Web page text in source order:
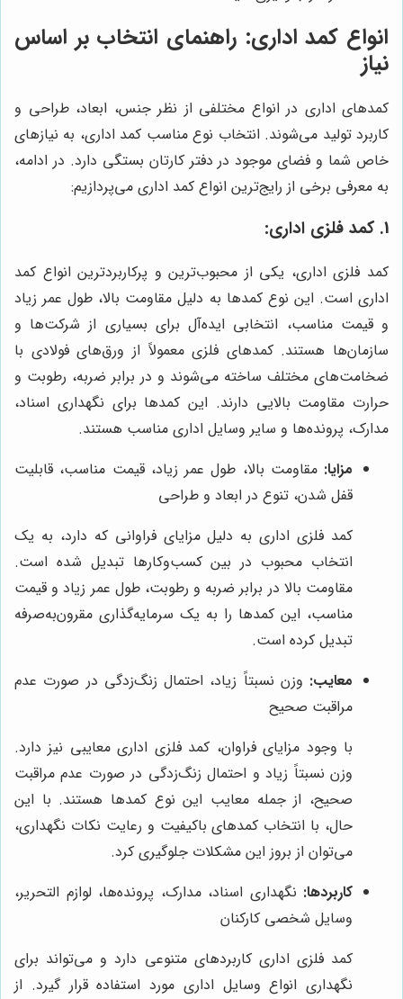
انواع کمد اداری: راهنمای انتخاب بر اساس
نیاز
کمدهای اداری در انواع مختلفی از نظر جنس، ابعاد، طراحی و
کاربرد تولید می‌شوند. انتخاب نوع مناسب کمد اداری، به نیازهای
خاص شما و فضای موجود در دفتر کارتان بستگی دارد. در ادامه،
به معرفی برخی از رایج‌ترین انواع کمد اداری می‌پردازیم:
1. کمد فلزی اداری:
کمد فلزی اداری، یکی از محبوب‌ترین و پرکاربردترین انواع کمد
اداری است. این نوع کمدها به دلیل مقاومت بالا، طول عمر زیاد
و قیمت مناسب، انتخابی ایده‌آل برای بسیاری از شرکت‌ها و
سازمان‌ها هستند. کمدهای فلزی معمولاً از ورق‌های فولادی با
ضخامت‌های مختلف ساخته می‌شوند و در برابر ضربه، رطوبت و
حرارت مقاومت بالایی دارند. این کمدها برای نگهداری اسناد،
مدارک، پرونده‌ها و سایر وسایل اداری مناسب هستند.
مزایا: مقاومت بالا، طول عمر زیاد، قیمت مناسب، قابلیت
قفل شدن، تنوع در ابعاد و طراحی
کمد فلزی اداری به دلیل مزایای فراوانی که دارد، به یک
انتخاب محبوب در بین کسب‌وکارها تبدیل شده است.
مقاومت بالا در برابر ضربه و رطوبت، طول عمر زیاد و قیمت
مناسب، این کمدها را به یک سرمایه‌گذاری مقرون‌به‌صرفه
تبدیل کرده است.
معایب: وزن نسبتاً زیاد، احتمال زنگ‌زدگی در صورت عدم
مراقبت صحیح
با وجود مزایای فراوان، کمد فلزی اداری معایبی نیز دارد.
وزن نسبتاً زیاد و احتمال زنگ‌زدگی در صورت عدم مراقبت
صحیح، از جمله معایب این نوع کمدها هستند. با این
حال، با انتخاب کمدهای باکیفیت و رعایت نکات نگهداری،
می‌توان از بروز این مشکلات جلوگیری کرد.
کاربردها: نگهداری اسناد، مدارک، پرونده‌ها، لوازم التحریر،
وسایل شخصی کارکنان
کمد فلزی اداری کاربردهای متنوعی دارد و می‌تواند برای
نگهداری انواع وسایل اداری مورد استفاده قرار گیرد. از